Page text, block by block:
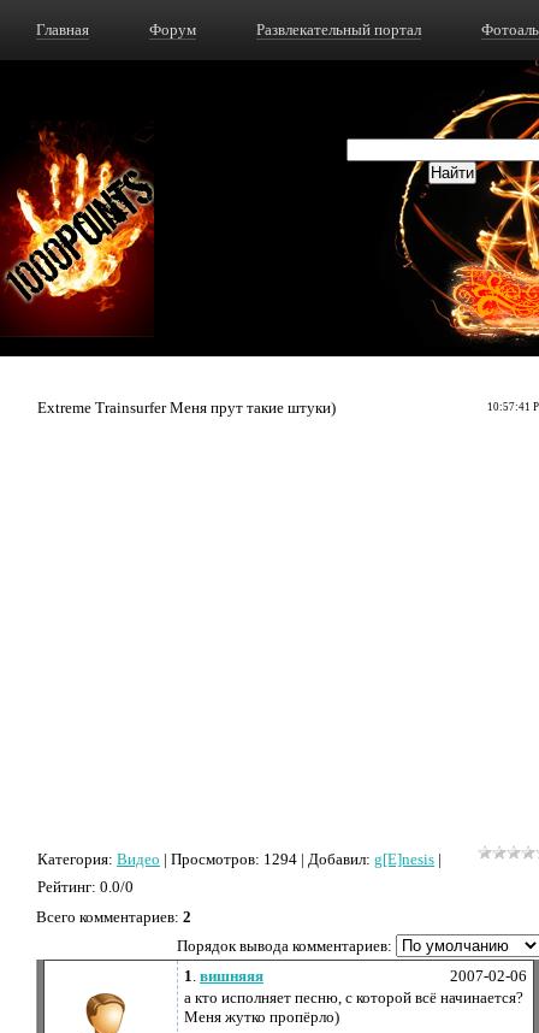
Главная Форум Развлекательный портал
10:57:41
Extreme Trainsurfer Меня прут такие штуки)
Категория: Видео | Просмотров: 1294 | Добавил: g[E]nesis |
Рейтинг: 0.0/0
Всего комментариев: 2
Порядок вывода комментариев:
2007-02-06
1. вишняяя
а кто исполняет песню, с которой всё начинается?
Меня жутко пропёрло)